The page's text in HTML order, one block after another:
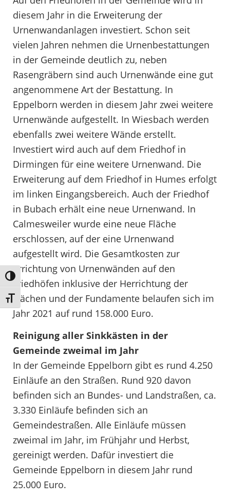
Umschalten auf hohe Kontraste
Schrift vergrößern
diesem Jahr in die Erweiterung der
Urnenwandanlagen investiert. Schon seit
vielen Jahren nehmen die Urnenbestattungen
in der Gemeinde deutlich zu, neben
Rasengräbern sind auch Urnenwände eine gut
angenommene Art der Bestattung. In
Eppelborn werden in diesem Jahr zwei weitere
Urnenwände aufgestellt. In Wiesbach werden
ebenfalls zwei weitere Wände erstellt.
Investiert wird auch auf dem Friedhof in
Dirmingen für eine weitere Urnenwand. Die
Erweiterung auf dem Friedhof in Humes erfolgt
im linken Eingangsbereich. Auch der Friedhof
in Bubach erhält eine neue Urnenwand. In
Calmesweiler wurde eine neue Fläche
erschlossen, auf der eine Urnenwand
aufgestellt wird. Die Gesamtkosten zur
Errichtung von Urnenwänden auf den
Friedhöfen inklusive der Herrichtung der
Flächen und der Fundamente belaufen sich im
Jahr 2021 auf rund 158.000 Euro.
Reinigung aller Sinkkästen in der
Gemeinde zweimal im Jahr
In der Gemeinde Eppelborn gibt es rund 4.250
Einläufe an den Straßen. Rund 920 davon
befinden sich an Bundes- und Landstraßen, ca.
3.330 Einläufe befinden sich an
Gemeindestraßen. Alle Einläufe müssen
zweimal im Jahr, im Frühjahr und Herbst,
gereinigt werden. Dafür investiert die
Gemeinde Eppelborn in diesem Jahr rund
25.000 Euro.